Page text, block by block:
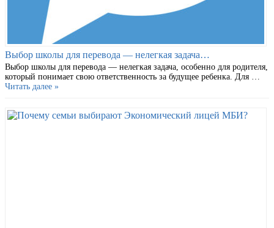
Выбор школы для перевода — нелегкая задача…
Выбор школы для перевода — нелегкая задача, особенно для родителя,
который понимает свою ответственность за будущее ребенка. Для …
Читать далее »